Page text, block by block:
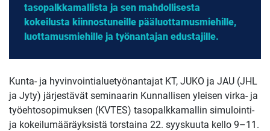
tasopalkkamallista ja sen mahdollisesta
kokeilusta kiinnostuneille pääluottamusmiehille,
luottamusmiehille ja työnantajan edustajille.
Kunta- ja hyvinvointialuetyönantajat KT, JUKO ja JAU (JHL
ja Jyty) järjestävät seminaarin Kunnallisen yleisen virka- ja
työehtosopimuksen (KVTES) tasopalkkamallin simulointi-
ja kokeilumääräyksistä torstaina 22. syyskuuta kello 9–11.